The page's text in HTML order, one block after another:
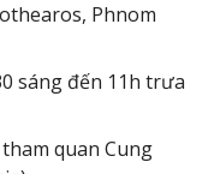
Phnom
sáng đến 11h trưa
quan Cung